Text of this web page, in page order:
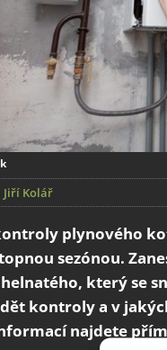
Jiří Kolář
plynového
sezónou.
který se
kontroly a v
najdete